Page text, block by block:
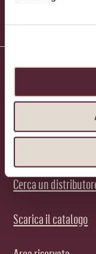
Cerca un
Scarica il catalogo